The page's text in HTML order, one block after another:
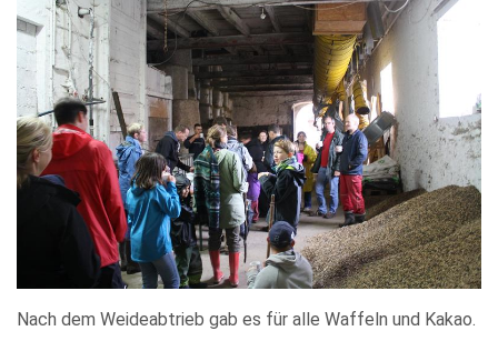
Nach dem Weideabtrieb gab es für alle Waffeln und Kakao.